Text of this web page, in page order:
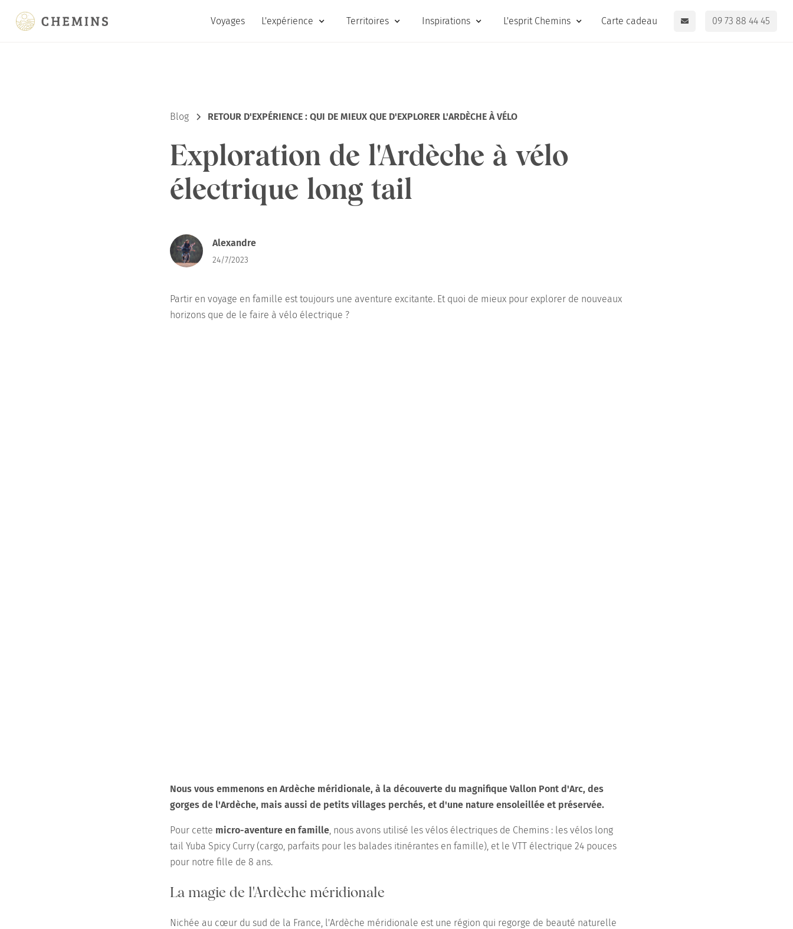
Voyages L'expérience Territoires Inspirations L'esprit Chemins Carte cadeau 09 73 88 44 45
Blog RETOUR D'EXPÉRIENCE : QUI DE MIEUX QUE D'EXPLORER L'ARDÈCHE À VÉLO
Exploration de l'Ardèche à vélo
électrique long tail
Alexandre
24/7/2023
Partir en voyage en famille est toujours une aventure excitante. Et quoi de mieux pour explorer de nouveaux
horizons que de le faire à vélo électrique ?
Nous vous emmenons en Ardèche méridionale, à la découverte du magnifique Vallon Pont d'Arc, des
gorges de l'Ardèche, mais aussi de petits villages perchés, et d'une nature ensoleillée et préservée.
Pour cette micro-aventure en famille , nous avons utilisé les vélos électriques de Chemins : les vélos long
tail Yuba Spicy Curry (cargo, parfaits pour les balades itinérantes en famille), et le VTT électrique 24 pouces
pour notre fille de 8 ans.
La magie de l'Ardèche méridionale
Nichée au cœur du sud de la France, l'Ardèche méridionale est une région qui regorge de beauté naturelle